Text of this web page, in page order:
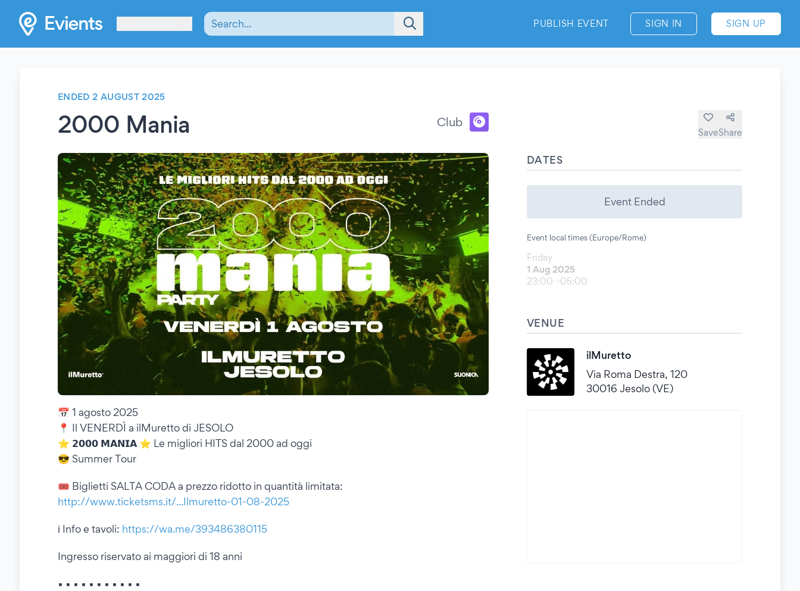
PUBLISH EVENT SIGN IN SIGN UP
ENDED 2 AUGUST 2025
2000 Mania Club
SaveShare
📅 1 agosto 2025
📍 Il VENERDÌ a ilMuretto di JESOLO
⭐️ 𝟮𝟬𝟬𝟬 𝗠𝗔𝗡𝗜𝗔 ⭐️ Le migliori HITS dal 2000 ad oggi
😎 Summer Tour
🎟 Biglietti SALTA CODA a prezzo ridotto in quantità limitata:
http://www.ticketsms.it/...Ilmuretto-01-08-2025
ℹ️ Info e tavoli: https://wa.me/393486380115
Ingresso riservato ai maggiori di 18 anni
▪︎ ▪︎ ▪︎ ▪︎ ▪︎ ▪︎ ▪︎ ▪︎ ▪︎ ▪︎ ▪︎
DATES
Event Ended
Event local times (Europe/Rome)
Friday
1 Aug 2025
23:00
05:00
VENUE
ilMuretto
Via Roma Destra, 120
30016 Jesolo (VE)